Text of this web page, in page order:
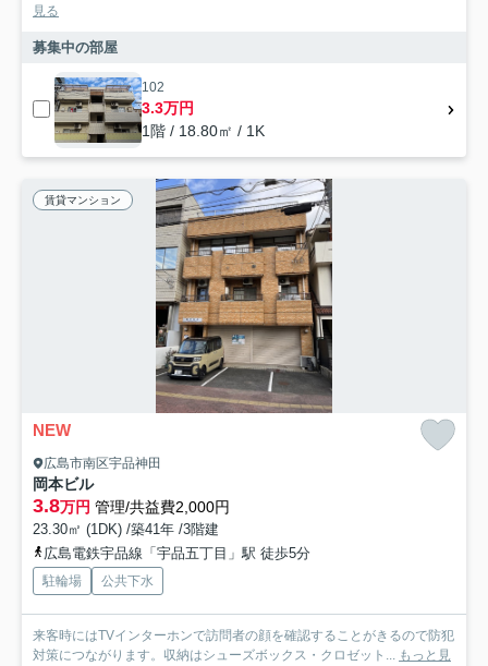
見る
募集中の部屋
102
3.3万円
1階 / 18.80㎡ / 1K
賃貸マンション
NEW
広島市南区宇品神田
岡本ビル
3.8万円 管理/共益費2,000円
23.30㎡ (1DK) /築41年 /3階建
広島電鉄宇品線「宇品五丁目」駅 徒歩5分
駐輪場 公共下水
来客時にはTVインターホンで訪問者の顔を確認することがきるので防犯
対策につながります。収納はシューズボックス・クロゼット... もっと見